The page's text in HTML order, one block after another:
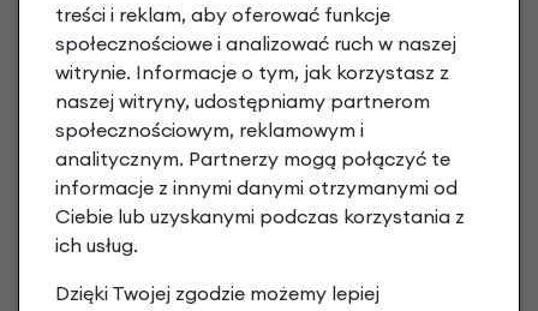
3 miesiące nie płacisz
Raty do 60 miesięcy
Poznaj szczegóły
66 Kodeksu Cywilnego. Ostateczna decyzja o warunkach
treści i reklam, aby oferować funkcje
społecznościowe i analizować ruch w naszej
witrynie. Informacje o tym, jak korzystasz z
naszej witryny, udostępniamy partnerom
społecznościowym, reklamowym i
analitycznym. Partnerzy mogą połączyć te
informacje z innymi danymi otrzymanymi od
Ciebie lub uzyskanymi podczas korzystania z
ich usług.
Dzięki Twojej zgodzie możemy lepiej